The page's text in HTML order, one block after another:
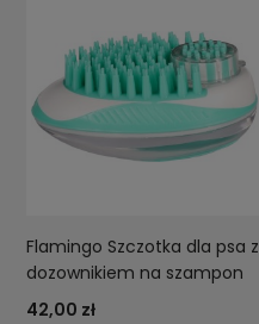
Flamingo Szczotka dla psa z
dozownikiem na szampon
42,00 zł